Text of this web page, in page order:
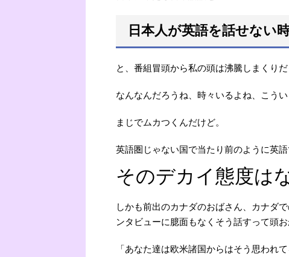
日本人が英語を話せない
と、番組冒頭から私の頭は沸騰しまくりだ
なんなんだろうね、時々いるよね、こうい
まじでムカつくんだけど。
英語圏じゃない国で当たり前のように英
そのデカイ態度は
しかも前出のカナダのおばさん、カナダ
ンタビューに臆面もなくそう話すって頭
「あなた達は欧米諸国からはそう思われ